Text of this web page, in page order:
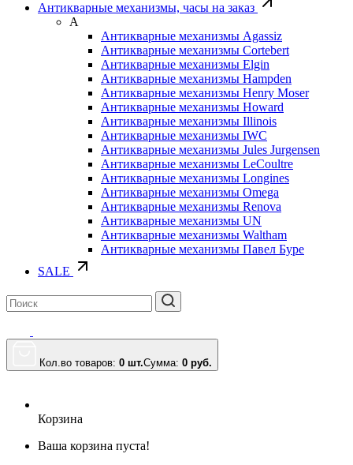
Антикварные механизмы, часы на заказ
А
Антикварные механизмы Agassiz
Антикварные механизмы Cortebert
Антикварные механизмы Elgin
Антикварные механизмы Hampden
Антикварные механизмы Henry Moser
Антикварные механизмы Howard
Антикварные механизмы Illinois
Антикварные механизмы IWC
Антикварные механизмы Jules Jurgensen
Антикварные механизмы LeCoultre
Антикварные механизмы Longines
Антикварные механизмы Omega
Антикварные механизмы Renova
Антикварные механизмы UN
Антикварные механизмы Waltham
Антикварные механизмы Павел Буре
SALE
Кол.во товаров: 0 шт.Сумма: 0 руб.
Корзина
Ваша корзина пуста!